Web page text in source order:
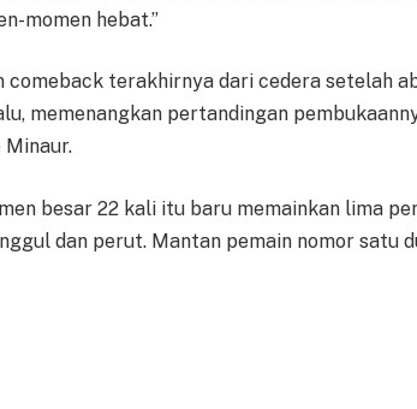
momen hebat.”
comeback terakhirnya dari cedera setelah
memenangkan pertandingan
besar 22 kali itu baru memainkan lima
dan perut. Mantan pemain nomor satu